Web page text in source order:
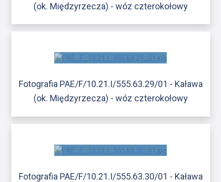
(ok. Międzyrzecza) - wóz czterokołowy
Fotografia PAE/F/10.21.I/555.63.29/01 - Kaława
(ok. Międzyrzecza) - wóz czterokołowy
Fotografia PAE/F/10.21.I/555.63.30/01 - Kaława